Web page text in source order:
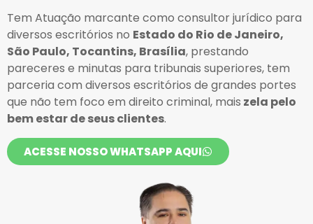
Tem Atuação marcante como consultor jurídico para
diversos escritórios no Estado do Rio de Janeiro,
São Paulo, Tocantins, Brasília, prestando
pareceres e minutas para tribunais superiores, tem
parceria com diversos escritórios de grandes portes
que não tem foco em direito criminal, mais zela pelo
bem estar de seus clientes.
ACESSE NOSSO WHATSAPP AQUI